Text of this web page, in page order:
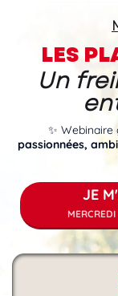
LES
Un
✨
passionnées,
JE